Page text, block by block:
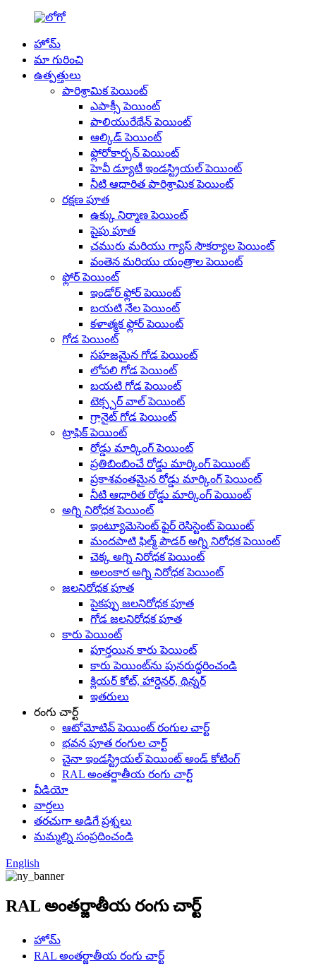
హోమ్
మా గురించి
ఉత్పత్తులు
పారిశ్రామిక పెయింట్
ఎపాక్సీ పెయింట్
పాలియురేథేన్ పెయింట్
ఆల్కిడ్ పెయింట్
ఫ్లోరోకార్బన్ పెయింట్
హెవీ డ్యూటీ ఇండస్ట్రియల్ పెయింట్
నీటి ఆధారిత పారిశ్రామిక పెయింట్
రక్షణ పూత
ఉక్కు నిర్మాణ పెయింట్
పైపు పూత
చమురు మరియు గ్యాస్ సౌకర్యాల పెయింట్
వంతెన మరియు యంత్రాల పెయింట్
ఫ్లోర్ పెయింట్
ఇండోర్ ఫ్లోర్ పెయింట్
బయటి నేల పెయింట్
కళాత్మక ఫ్లోర్ పెయింట్
గోడ పెయింట్
సహజమైన గోడ పెయింట్
లోపలి గోడ పెయింట్
బయటి గోడ పెయింట్
టెక్స్చర్ వాల్ పెయింట్
గ్రానైట్ గోడ పెయింట్
ట్రాఫిక్ పెయింట్
రోడ్డు మార్కింగ్ పెయింట్
ప్రతిబింబించే రోడ్డు మార్కింగ్ పెయింట్
ప్రకాశవంతమైన రోడ్డు మార్కింగ్ పెయింట్
నీటి ఆధారిత రోడ్డు మార్కింగ్ పెయింట్
అగ్ని నిరోధక పెయింట్
ఇంట్యూమెసెంట్ ఫైర్ రెసిస్టెంట్ పెయింట్
మందపాటి ఫిల్మ్ పౌడర్ అగ్ని నిరోధక పెయింట్
చెక్క అగ్ని నిరోధక పెయింట్
అలంకార అగ్ని నిరోధక పెయింట్
జలనిరోధక పూత
పైకప్పు జలనిరోధక పూత
గోడ జలనిరోధక పూత
కారు పెయింట్
పూర్తయిన కారు పెయింట్
కారు పెయింట్‌ను పునరుద్ధరించండి
క్లియర్ కోట్, హార్డెనర్, థిన్నర్
ఇతరులు
రంగు చార్ట్
ఆటోమోటివ్ పెయింట్ రంగుల చార్ట్
భవన పూత రంగుల చార్ట్
చైనా ఇండస్ట్రియల్ పెయింట్ అండ్ కోటింగ్
RAL అంతర్జాతీయ రంగు చార్ట్
వీడియో
వార్తలు
తరచుగా అడిగే ప్రశ్నలు
మమ్మల్ని సంప్రదించండి
English
RAL అంతర్జాతీయ రంగు చార్ట్
హోమ్
RAL అంతర్జాతీయ రంగు చార్ట్